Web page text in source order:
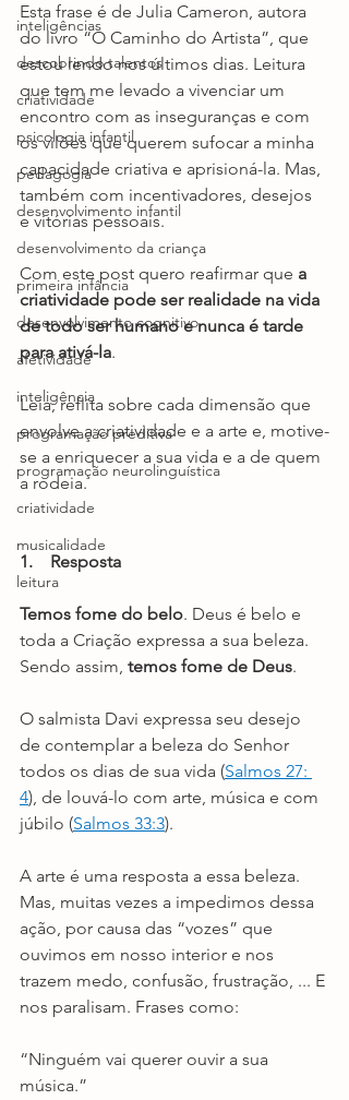
inteligências
descobrindo talentos
criatividade
psicologia infantil
pedagogia
desenvolvimento infantil
desenvolvimento da criança
primeira infância
desenvolvimento cognitivo
afetividade
inteligência
programação preditiva
programação neurolinguística
criatividade
musicalidade
leitura
Esta frase é de Julia Cameron, autora
do livro “O Caminho do Artista”, que
estou lendo nos últimos dias. Leitura
que tem me levado a vivenciar um
encontro com as inseguranças e com
os vilões que querem sufocar a minha
capacidade criativa e aprisioná-la. Mas,
também com incentivadores, desejos
e vitórias pessoais.
Com este post quero reafirmar que a
criatividade pode ser realidade na vida
de todo ser humano e nunca é tarde
para ativá-la.
Leia, reflita sobre cada dimensão que
envolve a criatividade e a arte e, motive-
se a enriquecer a sua vida e a de quem
a rodeia.
1.    Resposta
Temos fome do belo. Deus é belo e
toda a Criação expressa a sua beleza.
Sendo assim, temos fome de Deus.
O salmista Davi expressa seu desejo
de contemplar a beleza do Senhor
todos os dias de sua vida (Salmos 27:
4), de louvá-lo com arte, música e com
júbilo (Salmos 33:3).
A arte é uma resposta a essa beleza.
Mas, muitas vezes a impedimos dessa
ação, por causa das “vozes” que
ouvimos em nosso interior e nos
trazem medo, confusão, frustração, ... E
nos paralisam. Frases como:
“Ninguém vai querer ouvir a sua
música.”